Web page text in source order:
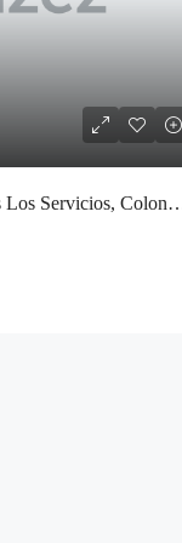
Oficinas Equipadas Con Todos Los